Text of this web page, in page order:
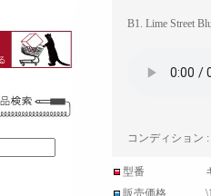
B1. Lime Street
コンディション
型番
販売価格